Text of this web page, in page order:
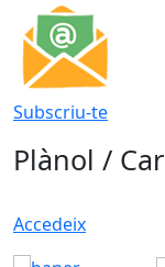
Subscriu-te
Plànol /
Accedeix